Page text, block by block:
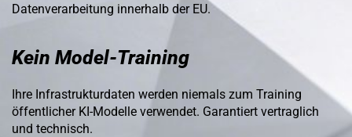
Datenverarbeitung innerhalb der EU.
Kein Model-Training
Ihre Infrastrukturdaten werden niemals zum Training
öffentlicher KI-Modelle verwendet. Garantiert vertraglich
und technisch.